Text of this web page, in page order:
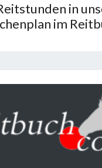
in
im